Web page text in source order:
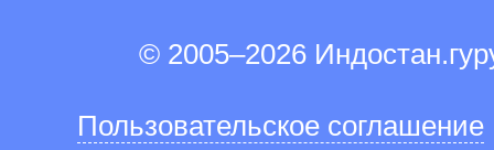
© 2005–2026
Пользовательское соглашение